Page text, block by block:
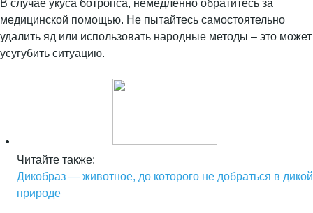
В случае укуса ботропса, немедленно обратитесь за
медицинской помощью. Не пытайтесь самостоятельно
удалить яд или использовать народные методы – это может
усугубить ситуацию.
Читайте также:
Дикобраз — животное, до которого не добраться в дикой
природе